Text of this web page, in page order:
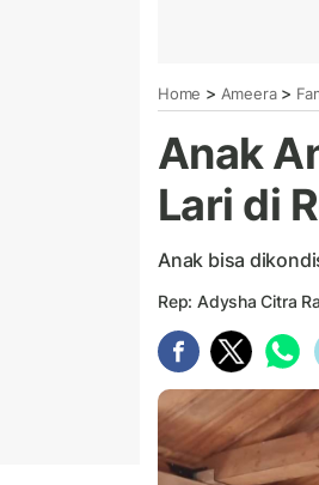
Home > Ameera>
Anak
Lari di
Anak bisa
Rep: Adysha Citra